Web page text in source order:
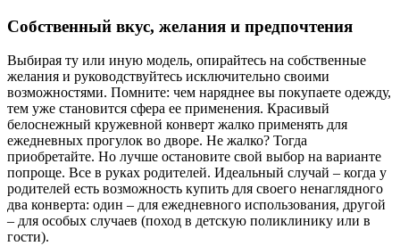
Собственный вкус, желания и предпочтения
Выбирая ту или иную модель, опирайтесь на собственные
желания и руководствуйтесь исключительно своими
возможностями. Помните: чем наряднее вы покупаете одежду,
тем уже становится сфера ее применения. Красивый
белоснежный кружевной конверт жалко применять для
ежедневных прогулок во дворе. Не жалко? Тогда
приобретайте. Но лучше остановите свой выбор на варианте
попроще. Все в руках родителей. Идеальный случай – когда у
родителей есть возможность купить для своего ненаглядного
два конверта: один – для ежедневного использования, другой
– для особых случаев (поход в детскую поликлинику или в
гости).